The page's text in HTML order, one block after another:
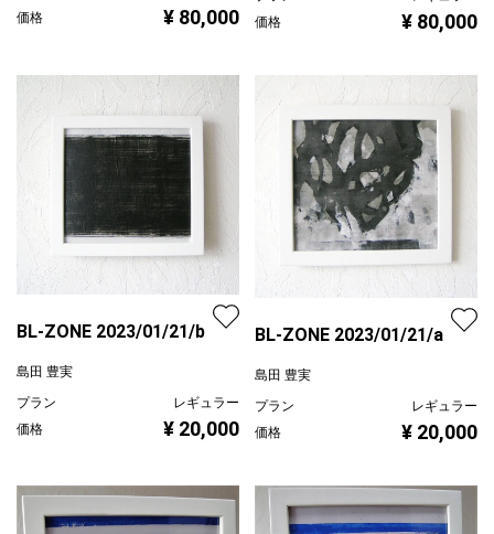
価格
¥ 80,000
価格
¥ 80,000
BL-ZONE 2023/01/21/b
島田 豊実
プラン
レギュラー
価格
¥ 20,000
BL-ZONE 2023/01/21/a
島田 豊実
プラン
レギュラー
価格
¥ 20,000